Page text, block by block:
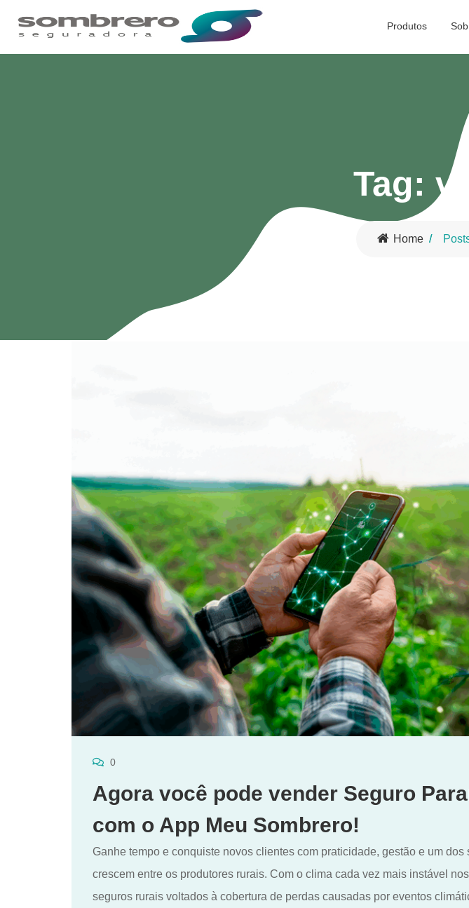
Produtos
Tag:
Home
0
Agora você pode vender Seguro
com o App Meu Sombrero!
Ganhe tempo e conquiste novos clientes com praticidade, gestão e um dos
crescem entre os produtores rurais. Com o clima cada vez mais instável
seguros rurais voltados à cobertura de perdas causadas por eventos